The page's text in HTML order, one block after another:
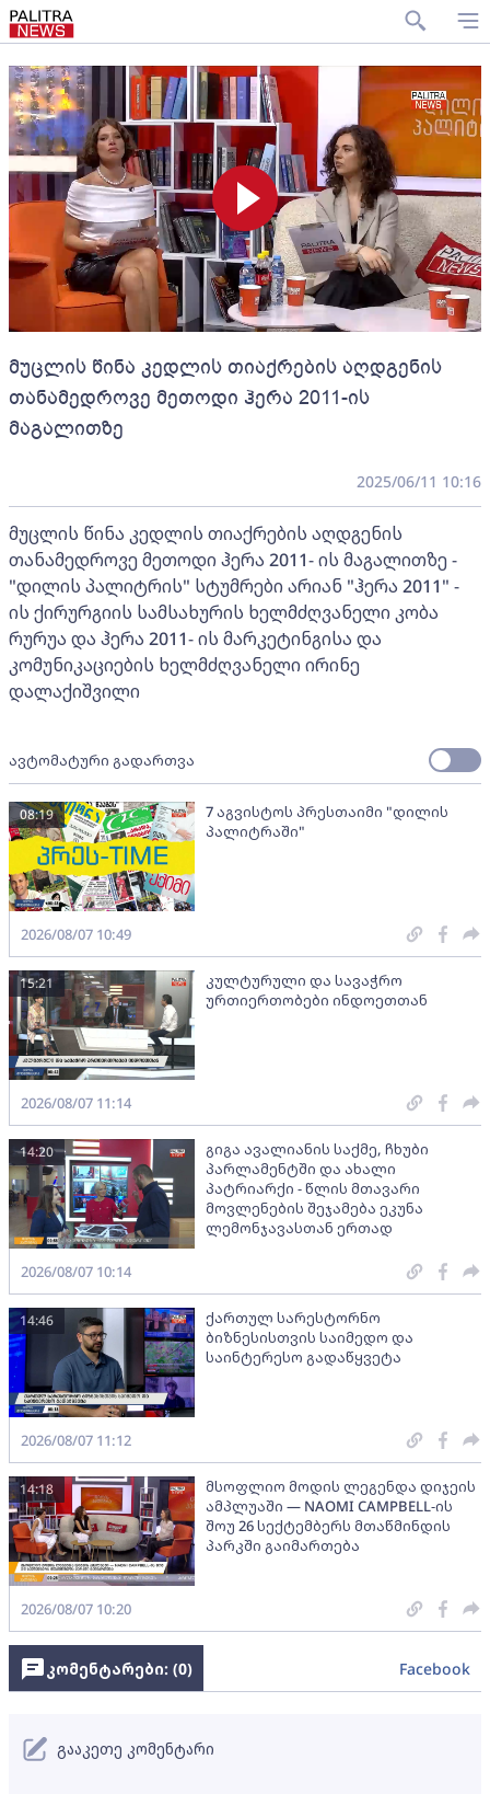
მუცლის წინა კედლის თიაქრების აღდგენის
თანამედროვე მეთოდი ჰერა 2011-ის
მაგალითზე
2025/06/11 10:16
მუცლის წინა კედლის თიაქრების აღდგენის
თანამედროვე მეთოდი ჰერა 2011- ის მაგალითზე -
"დილის პალიტრის" სტუმრები არიან "ჰერა 2011" -
ის ქირურგიის სამსახურის ხელმძღვანელი კობა
რურუა და ჰერა 2011- ის მარკეტინგისა და
კომუნიკაციების ხელმძღვანელი ირინე
დალაქიშვილი
ავტომატური გადართვა
7 აგვისტოს პრესთაიმი "დილის
პალიტრაში"
08:19
2026/08/07 10:49
კულტურული და სავაჭრო
ურთიერთობები ინდოეთთან
15:21
2026/08/07 11:14
გიგა ავალიანის საქმე, ჩხუბი
პარლამენტში და ახალი
პატრიარქი - წლის მთავარი
მოვლენების შეჯამება ეკუნა
ლემონჯავასთან ერთად
14:20
2026/08/07 10:14
ქართულ სარესტორნო
ბიზნესისთვის საიმედო და
საინტერესო გადაწყვეტა
14:46
2026/08/07 11:12
მსოფლიო მოდის ლეგენდა დიჯეის
ამპლუაში — NAOMI CAMPBELL-ის
შოუ 26 სექტემბერს მთაწმინდის
პარკში გაიმართება
14:18
2026/08/07 10:20
კომენტარები: (0) Facebook
გააკეთე კომენტარი